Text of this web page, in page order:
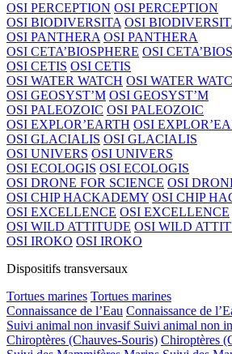
OSI PERCEPTION OSI PERCEPTION
OSI BIODIVERSITA OSI
OSI PANTHERA OSI PANTHERA
OSI CETA’BIOSPHERE OSI
OSI CETIS OSI CETIS
OSI WATER WATCH OSI WATER
OSI GEOSYST’M OSI GEOSYST’M
OSI PALEOZOIC OSI PALEOZOIC
OSI EXPLOR’EARTH OSI
OSI GLACIALIS OSI GLACIALIS
OSI UNIVERS OSI UNIVERS
OSI ECOLOGIS OSI ECOLOGIS
OSI DRONE FOR SCIENCE OSI
OSI CHIP HACKADEMY OSI CHIP
OSI EXCELLENCE OSI EXCELLENCE
OSI WILD ATTITUDE OSI WILD
OSI IROKO OSI IROKO
Dispositifs transversaux
Tortues marines Tortues marines
Connaissance de l’Eau Connaissance de
Suivi animal non invasif Suivi animal non
Chiroptères (Chauves-Souris) Chiroptères